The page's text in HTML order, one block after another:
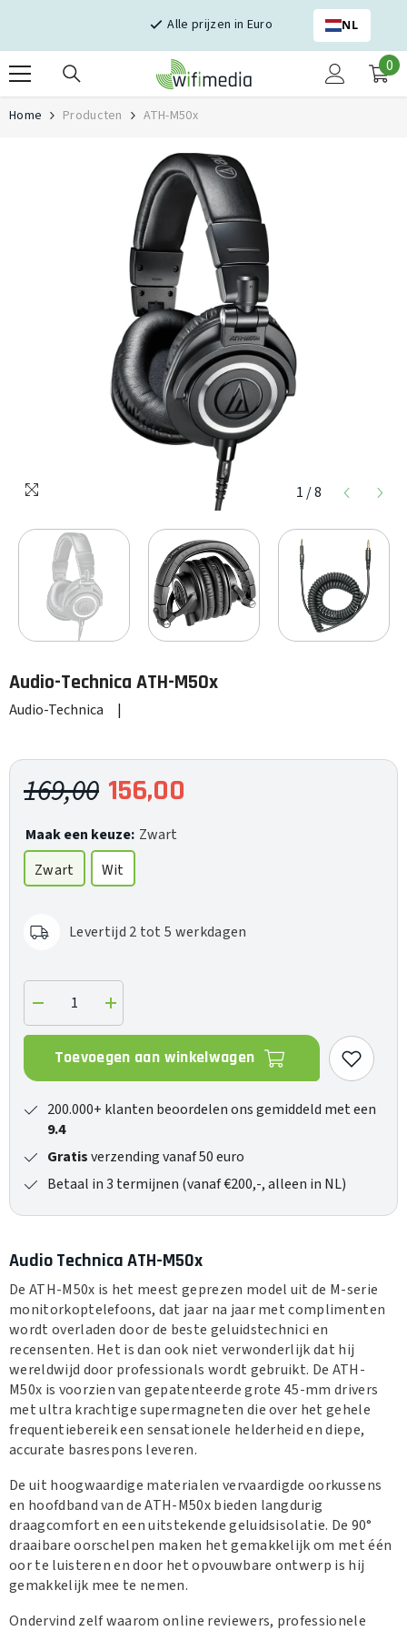
Alle prijzen in Euro NL
0
0
Home Producten ATH-M50x
Audio-Technica ATH-M50x
Audio-Technica |
1 /8
169,00 156,00
Maak een keuze: Zwart
Zwart
Wit
Levertijd 2 tot 5 werkdagen
Verlaag
de
hoeveelheid
voor
ATH-
Verhoog
de
hoeveelheid
ATH-
Toevoegen aan winkelwagen
200.000+ klanten beoordelen ons gemiddeld met een
9.4
Gratisverzending vanaf 50 euro
Betaal in 3 termijnen (vanaf €200,-, alleen in NL)
Audio Technica ATH-M50x
De ATH-M50x is het meest geprezen model uit de M-serie
monitorkoptelefoons, dat jaar na jaar met complimenten
wordt overladen door de beste geluidstechnici en
recensenten. Het is dan ook niet verwonderlijk dat hij
wereldwijd door professionals wordt gebruikt. De ATH-
M50x is voorzien van gepatenteerde grote 45-mm drivers
met ultra krachtige supermagneten die over het gehele
frequentiebereik een sensationele helderheid en diepe,
accurate basrespons leveren.
De uit hoogwaardige materialen vervaardigde oorkussens
en hoofdband van de ATH-M50x bieden langdurig
draagcomfort en een uitstekende geluidsisolatie. De 90°
draaibare oorschelpen maken het gemakkelijk om met één
oor te luisteren en door het opvouwbare ontwerp is hij
gemakkelijk mee te nemen.
Ondervind zelf waarom online reviewers, professionele